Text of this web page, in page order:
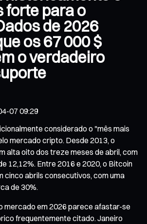
forte para o
de 2026
os 67 000 $
o verdadeiro
07 09:29
considerado o "mês mais
mercado cripto. Desde 2013, o
alta oito dos treze meses de abril, com
12,12%. Entre 2016 e 2020, o Bitcoin
cinco abrils consecutivos, com uma
de 30%.
mercado em 2026 parece afastar-se
frequentemente citado. Janeiro